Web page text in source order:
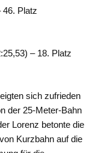
46. Platz
– 18. Platz
sich zufrieden
der 25-Meter-Bahn
Lorenz betonte die
Kurzbahn auf die